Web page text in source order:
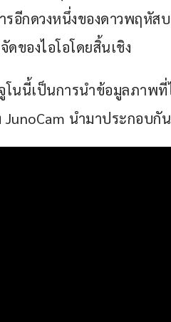
รอีกดวงหนึ่งของดาวพฤหั
ของไอโอโดยสิ้นเชิง
โนนี้เป็นการนำข้อมูลภาพ
JunoCam นำมาประกอบกัน